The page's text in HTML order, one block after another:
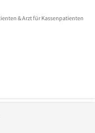
& Arzt für Kassenpatienten